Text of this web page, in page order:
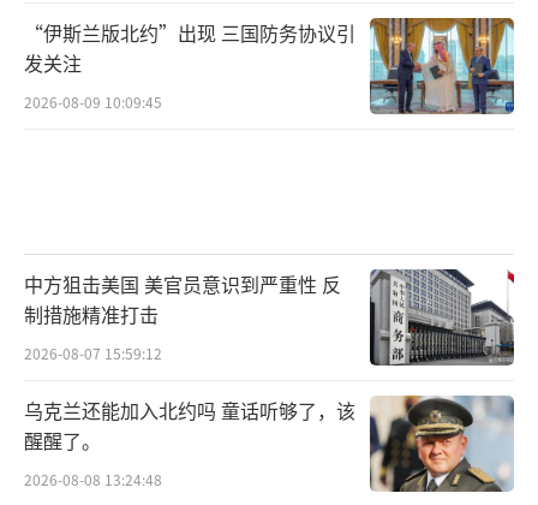
为“动态防御”理论的实际应用，即避免直接
对抗以保存实力。 但这也带来了争论：如果美
军连自家核心据点都守不住，其“印太战
正的外交交涉，虽被描绘成强硬立场，实则揭
示了其外交孤立感。 大家不禁思考：日本这种
急于求解释的行为，是否源于其岛国地位的无
中方的回应始终紧扣国际法和防御原则，
这点在联合国海洋法公约框架下被多次强调。
“伊斯兰版北约”出现 三国防务协议引
发关注
2026-08-09 10:09:45
中方狙击美国 美官员意识到严重性 反
制措施精准打击
2026-08-07 15:59:12
乌克兰还能加入北约吗 童话听够了，该
醒醒了。
2026-08-08 13:24:48